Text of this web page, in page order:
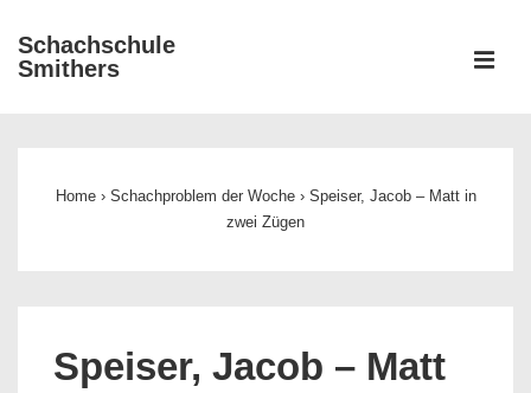
Zum
Inhalt
Schachschule
Smithers
Home › Schachproblem der Woche › Speiser, Jacob – Matt in
zwei Zügen
Speiser, Jacob – Matt